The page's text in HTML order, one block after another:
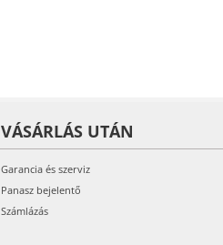
VÁSÁRLÁS UTÁN
Garancia és szerviz
Panasz bejelentő
Számlázás